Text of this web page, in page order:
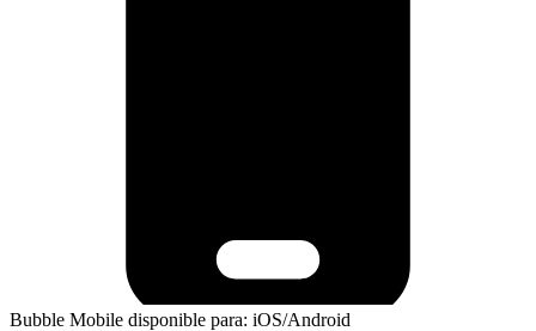
Bubble Mobile disponible para: iOS/Android